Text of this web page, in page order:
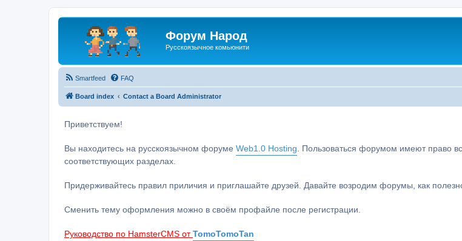
Форум Народ
Русскоязычное комьюнити
Smartfeed FAQ
Board index Contact a Board Administrator
Приветствуем!
Вы находитесь на русскоязычном форуме Web1.0 Hosting . Пользоваться форумом имеют право
соответствующих разделах.
Придерживайтесь правил приличия и приглашайте друзей. Давайте возродим форумы, как
Сменить тему оформления можно в своём профайле после регистрации.
Руководство по HamsterCMS от TomoTomoTan